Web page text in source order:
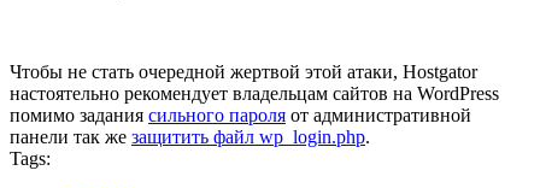
Чтобы не стать очередной жертвой этой атаки, Hostgator
настоятельно рекомендует владельцам сайтов на WordPress
помимо задания сильного пароля от административной
панели так же защитить файл wp_login.php.
Tags: